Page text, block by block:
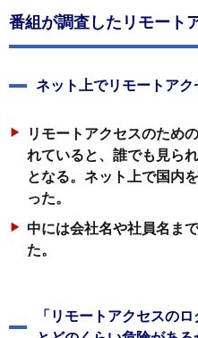
番組が調査したリモート
ネット上でリモートア
リモートアクセスのため
れていると、誰でも見ら
となる。ネット上で国内
った。
中には会社名や社員名ま
た。
「リモートアクセスの